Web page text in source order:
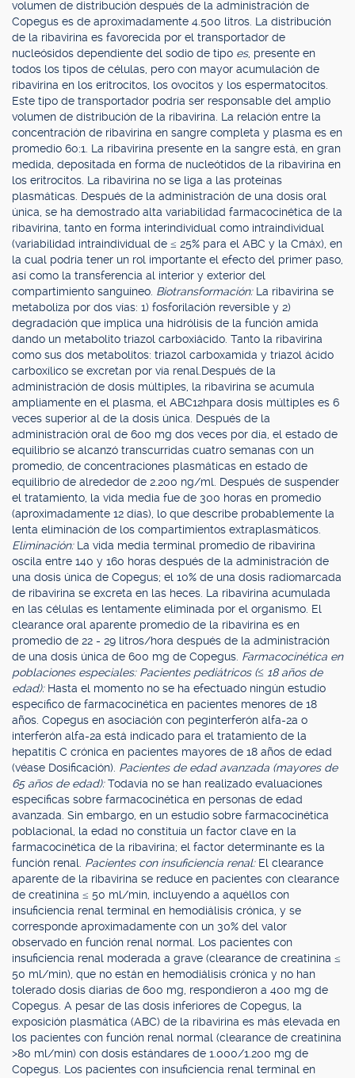
volumen de distribución después de la administración de
Copegus es de aproximadamente 4.500 litros. La distribución
de la ribavirina es favorecida por el transportador de
nucleósidos dependiente del sodio de tipo es, presente en
todos los tipos de células, pero con mayor acumulación de
ribavirina en los eritrocitos, los ovocitos y los espermatocitos.
Este tipo de transportador podría ser responsable del amplio
volumen de distribución de la ribavirina. La relación entre la
concentración de ribavirina en sangre completa y plasma es en
promedio 60:1. La ribavirina presente en la sangre está, en gran
medida, depositada en forma de nucleótidos de la ribavirina en
los eritrocitos. La ribavirina no se liga a las proteínas
plasmáticas. Después de la administración de una dosis oral
única, se ha demostrado alta variabilidad farmacocinética de la
ribavirina, tanto en forma interindividual como intraindividual
(variabilidad intraindividual de ≤ 25% para el ABC y la Cmáx), en
la cual podría tener un rol importante el efecto del primer paso,
así como la transferencia al interior y exterior del
compartimiento sanguíneo. Biotransformación: La ribavirina se
metaboliza por dos vías: 1) fosforilación reversible y 2)
degradación que implica una hidrólisis de la función amida
dando un metabolito triazol carboxiácido. Tanto la ribavirina
como sus dos metabolitos: triazol carboxamida y triazol ácido
carboxílico se excretan por vía renal.Después de la
administración de dosis múltiples, la ribavirina se acumula
ampliamente en el plasma, el ABC12hpara dosis múltiples es 6
veces superior al de la dosis única. Después de la
administración oral de 600 mg dos veces por día, el estado de
equilibrio se alcanzó transcurridas cuatro semanas con un
promedio, de concentraciones plasmáticas en estado de
equilibrio de alrededor de 2.200 ng/ml. Después de suspender
el tratamiento, la vida media fue de 300 horas en promedio
(aproximadamente 12 días), lo que describe probablemente la
lenta eliminación de los compartimientos extraplasmáticos.
Eliminación: La vida media terminal promedio de ribavirina
oscila entre 140 y 160 horas después de la administración de
una dosis única de Copegus; el 10% de una dosis radiomarcada
de ribavirina se excreta en las heces. La ribavirina acumulada
en las células es lentamente eliminada por el organismo. El
clearance oral aparente promedio de la ribavirina es en
promedio de 22 - 29 litros/hora después de la administración
de una dosis única de 600 mg de Copegus. Farmacocinética en
poblaciones especiales: Pacientes pediátricos (≤ 18 años de
edad): Hasta el momento no se ha efectuado ningún estudio
específico de farmacocinética en pacientes menores de 18
años. Copegus en asociación con peginterferón alfa-2a o
interferón alfa-2a está indicado para el tratamiento de la
hepatitis C crónica en pacientes mayores de 18 años de edad
(véase Dosificación). Pacientes de edad avanzada (mayores de
65 años de edad):Todavía no se han realizado evaluaciones
específicas sobre farmacocinética en personas de edad
avanzada. Sin embargo, en un estudio sobre farmacocinética
poblacional, la edad no constituía un factor clave en la
farmacocinética de la ribavirina; el factor determinante es la
función renal. Pacientes con insuficiencia renal: El clearance
aparente de la ribavirina se reduce en pacientes con clearance
de creatinina ≤ 50 ml/min, incluyendo a aquéllos con
insuficiencia renal terminal en hemodiálisis crónica, y se
corresponde aproximadamente con un 30% del valor
observado en función renal normal. Los pacientes con
insuficiencia renal moderada a grave (clearance de creatinina ≤
50 ml/min), que no están en hemodiálisis crónica y no han
tolerado dosis diarias de 600 mg, respondieron a 400 mg de
Copegus. A pesar de las dosis inferiores de Copegus, la
exposición plasmática (ABC) de la ribavirina es más elevada en
los pacientes con función renal normal (clearance de creatinina
>80 ml/min) con dosis estándares de 1.000/1.200 mg de
Copegus. Los pacientes con insuficiencia renal terminal en